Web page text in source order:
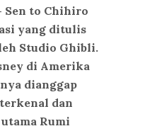
Sen to Chihiro
yang ditulis
Studio Ghibli.
di Amerika
dianggap
dan
Rumi